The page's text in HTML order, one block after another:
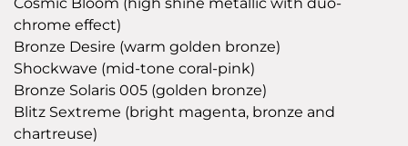
chrome effect)
Bronze Desire (warm golden bronze)
Shockwave (mid-tone coral-pink)
Bronze Solaris 005 (golden bronze)
Blitz Sextreme (bright magenta, bronze and
chartreuse)